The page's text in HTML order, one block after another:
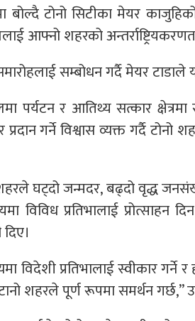
बोल्दै टोनो सिटीका मेयर
आफ्नो शहरको
सम्बोधन गर्दै मेयर
र आतिथ्य सत्कार क्षेत्रमा
गर्ने विश्वास व्यक्त गर्दै टोनो
घट्दो जन्मदर, बढ्दो वृद्ध
विविध प्रतिभालाई प्रोत्साहन
विदेशी प्रतिभालाई स्वीकार गर्ने र
शहरले पूर्ण रूपमा समर्थन गर्छ,”